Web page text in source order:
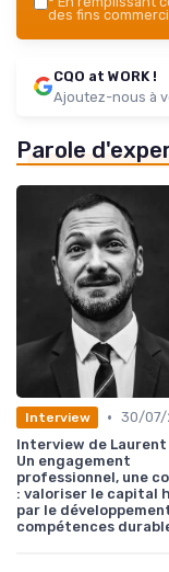
des fins
CQO at WORK !
Ajoutez-nous à
Parole
Interview • 30/07/
Interview de Laurent
Un engagement
professionnel, une
: valoriser le capital
par le
compétences